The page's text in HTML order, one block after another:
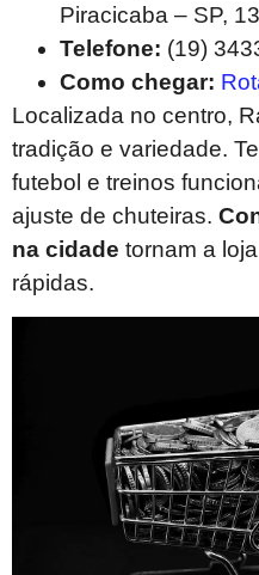
Piracicaba – SP,
Telefone: (19)
Como chegar:
Localizada no centro,
tradição e variedade.
futebol e treinos
ajuste de chuteiras.
na cidade tornam a
rápidas.